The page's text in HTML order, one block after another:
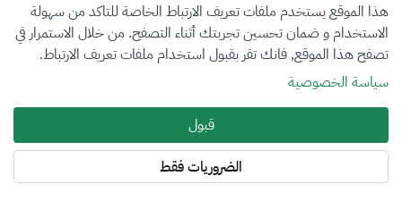
التصنيف
VFR3
فرع التقييم
هذا الموقع يستخدم ملفات تعريف الارتباط الخاصة للتاكد من سهولة
الاستخدام و ضمان تحسين تجربتك أثناء التصفح. من خلال الاستمرار في
تصفح هذا الموقع, فانك تقر بقبول استخدام ملفات تعريف الارتباط.
سياسة الخصوصية
قبول
الضروريات فقط